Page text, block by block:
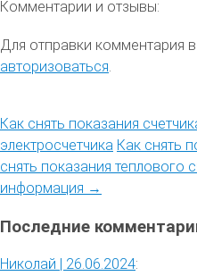
Комментарии и отзывы:
Для отправки комментария
авторизоваться.
Как снять показания
электросчетчика Как снять
снять показания теплового
информация →
Последние
Николай | 26.06.2024: